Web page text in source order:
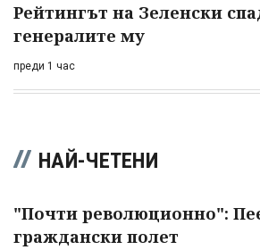
Рейтингът на Зеленски
генералите му
преди 1 час
НАЙ-ЧЕТЕНИ
"Почти революционно":
граждански полет